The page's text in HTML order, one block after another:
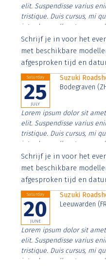
elit. Suspendisse varius
tristique. Duis cursus, mi
interdum nulla, ut
Aenean faucibus nibh et
imperdiet. Nunc ut sem
Schrijf je in voor het
met beschikbare
afgesproken tijd en
Saturday
25
JULY
Suzuki
Bodegraven
Lorem ipsum dolor sit
elit. Suspendisse varius
tristique. Duis cursus, mi
interdum nulla, ut
Aenean faucibus nibh et
imperdiet. Nunc ut sem
Schrijf je in voor het
met beschikbare
afgesproken tijd en
Saturday
20
JUNE
Suzuki
Leeuwarden
Lorem ipsum dolor sit
elit. Suspendisse varius
tristique. Duis cursus, mi
interdum nulla, ut